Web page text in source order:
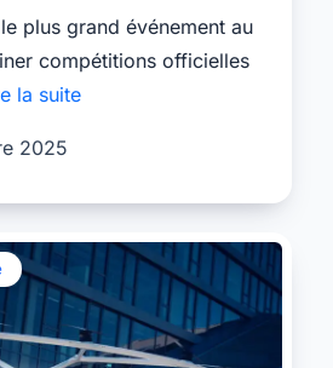
plus grand événement au
compétitions officielles
la suite
2025